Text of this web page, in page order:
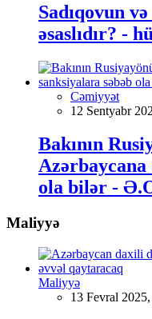
Sadıqovun
əsaslıdır? -
Cəmiyyət
12 Sentyabr
Bakının
Azərbaycana
ola bilər -
Maliyyə
Maliyyə
13 Fevral